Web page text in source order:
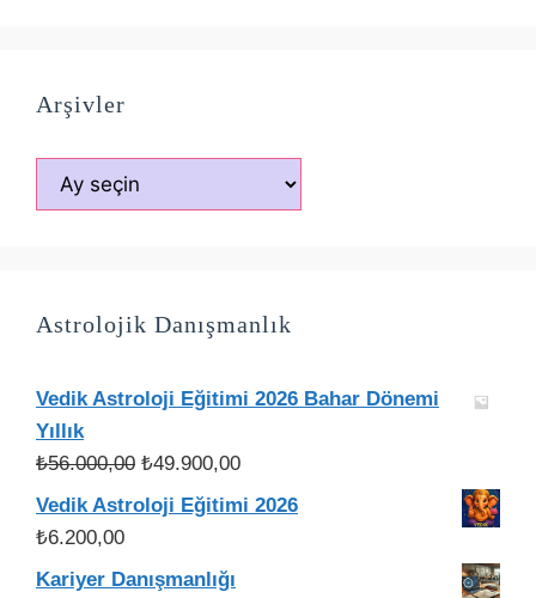
Arşivler
Arşivler
Astrolojik Danışmanlık
Vedik Astroloji Eğitimi 2026 Bahar Dönemi
Yıllık
₺56.000,00 Orijinal
fiyat:
₺49.900,00Şu
andaki
Vedik Astroloji Eğitimi 2026
₺6.200,00
Kariyer Danışmanlığı